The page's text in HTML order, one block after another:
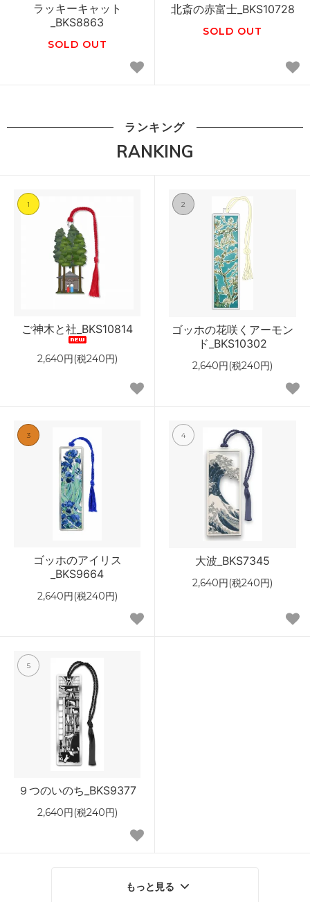
ラッキーキャット
_BKS8863
SOLD OUT
北斎の赤富士_BKS10728
SOLD OUT
ランキング
RANKING
1
ご神木と社_BKS10814
2,640円(税240円)
2
ゴッホの花咲くアーモン
ド_BKS10302
2,640円(税240円)
3
ゴッホのアイリス
_BKS9664
2,640円(税240円)
4
大波_BKS7345
2,640円(税240円)
5
９つのいのち_BKS9377
2,640円(税240円)
もっと見る